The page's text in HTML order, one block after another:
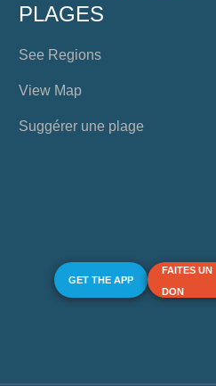
PLAGES
See Regions
View Map
Suggérer une plage
GET THE APP
FAITES UN
DON